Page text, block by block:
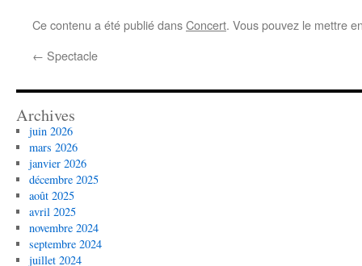
Ce contenu a été publié dansConcert. Vous pouvez le mettre
← Spectacle
Archives
juin 2026
mars 2026
janvier 2026
décembre 2025
août 2025
avril 2025
novembre 2024
septembre 2024
juillet 2024